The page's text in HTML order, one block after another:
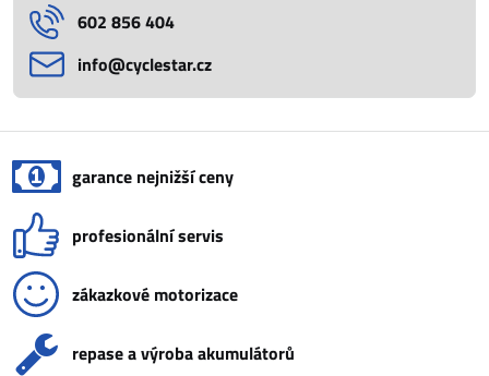
602 856 404
info​@cyclestar​.cz
garance nejnižší ceny
profesionální servis
zákazkové motorizace
repase a výroba akumulátorů